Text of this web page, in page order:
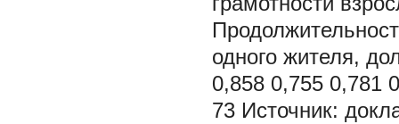
одного жителя,
0,858 0,755 0,781
73 Источник: